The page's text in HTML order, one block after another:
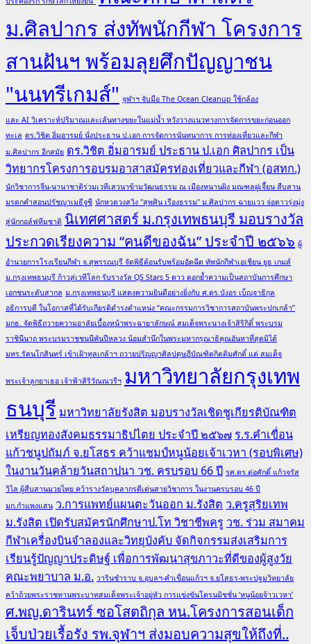
ม.ศิลปากร ส่งทัพนักกีฬา โครงการ
สานฝันฯ พร้อมลุยศึกปัญญาชน
"นนทรีเกมส์" จุฬาฯ จับมือ The Ocean Cleanup ใช้กล้อง
และ AI วิเคราะห์ปริมาณและเส้นทางขยะในแม่น้ำ หวังวางแนวทางการจัดการขยะก่อนออก
ทะเล ดร.วิชิต อิ่มอารมย์ นั่งประธาน ป.เอก การจัดการนันทนาการ การท่องเที่ยวและกีฬา
ม.ศิลปากร อีกสมัย ดร.วิชิต อิ่มอารมย์ ประธาน ป.เอก ศิลปากร เป็น
วิทยากรโครงการอบรมอาสาสมัครท่องเที่ยวและกีฬา (อสทก.)
นักวิชาการจีน-นานาชาติร่วมเวทีเสวนาข้ามวัฒนธรรม ณ เมืองหนานผิง มณฑลฝูเจี้ยน สืบสาน
มรดกคำสอนปรัชญาเมธีจูซี นักหวดวงสวิง "สุพศิน เรืองธรรม" ม.ศิลปากร ฉายแวว จ่อดาวรุ่งมุ่ง
สู่นักกอล์ฟทีมชาติ นิเทศศาสตร์ ม.กรุงเทพธนบุรี มอบรางวัล
ประกวดเรียงความ “คนดีของฉัน” ประจำปี ๒๕๖๖ ผู้
อำนวยการโรงเรียนกีฬา จ.สุพรรณบุรี จัดพิธีต้อนรับพร้อมอัดฉีด ทัพนักกีฬาเอเชียน ยูธ เกมส์
ม.กรุงเทพธนบุรี ก้าวสู่เวทีโลก รับรางวัล QS Stars 5 ดาว ตอกย้ำความเป็นสถาบันการศึกษา
เอกชนระดับสากล ม.กรุงเทพธนบุรี แสดงความยินดีอย่างยิ่งกับ ศ.ดร.บังอร เบ็ญจาธิกุล
อธิการบดี ในโอกาสที่ได้รับเกียรติดำรงตำแหน่ง “คณะกรรมการวิชาการสถาบันพระปกเกล้า”
มกธ. จัดพิธีถวายความอาลัยเบื้องหน้าพระฉายาลักษณ์ สมเด็จพระนางเจ้าสิริกิติ์ พระบรม
ราชินีนาถ พระบรมราชชนนีพันปีหลวง น้อมสำนึกในพระมหากรุณาธิคุณอันหาที่สุดมิได้
มทร.รัตนโกสินทร์ เข้าเฝ้าทูลเกล้าฯ ถวายปริญญาศิลปดุษฎีบัณฑิตกิตติมศักดิ์ แด่ สมเด็จ
พระเจ้าลูกยาเธอ เจ้าฟ้าสิริวัณณวรีฯ มหาวิทยาลัยกรุงเทพ
ธนบุรี มหาวิทยาลัยรังสิต มอบรางวัลเชิดชูเกียรติบัณฑิต
เหรียญทองสังคมธรรมาธิปไตย ประจำปี ๒๕๖๗ ร.ร.คำเขื่อน
แก้วชนูปถัมภ์ จ.ยโสธร คว้าแชมป์หนูน้อยเจ้าเวหา (รอบพิเศษ)
ในงานวันคล้ายวันสถาปนา วช. ครบรอบ 66 ปี รศ.ดร.ต่อศักดิ์ แก้วจรัส
วิไล ผู้สืบสานมวยไทย คว้ารางวัลบุคลากรดีเด่นสายวิชาการ ในงานครบรอบ 46 ปี
มก.กำแพงแสน ว.การแพทย์แผนตะวันออก ม.รังสิต ว.ครูสุริยเทพ
ม.รังสิต เปิดรับสมัครนักศึกษาป.โท วิชาชีพครู วช. ร่วม สมาคม
กีฬาเครื่องบินจำลองและวิทยุบังคับ จัดกิจกรรมส่งเสริมการ
เรียนรู้ปัญญาประดิษฐ์ เพื่อการพัฒนาสุขภาวะที่ดีของผู้สูงวัย
คณะพยาบาล ม.อ. วารินชำราบ จ.อุบลฯ-คำเขื่อนแก้วฯ จ.ยโสธร-พระปฐมวิทยาลัย
คว้าถ้วยพระราชทานพระบาทสมเด็จพระเจ้าอยู่หัว การแข่งขันโดรนมิชชั่น ‘หนูน้อยจ้าวเวหา’
ศ.พญ.ดารินทร์ ซอโสตถิกุล หน.โครงการสอนเด็ก
เจ็บป่วยเรื้อรัง รพ.จุฬาฯ ส่งมอบความสุขให้ถึงที่..